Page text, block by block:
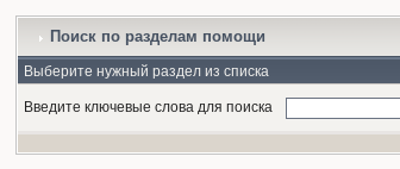
Поиск по разделам помощи
Выберите нужный раздел из списка
Введите ключевые слова для поиска